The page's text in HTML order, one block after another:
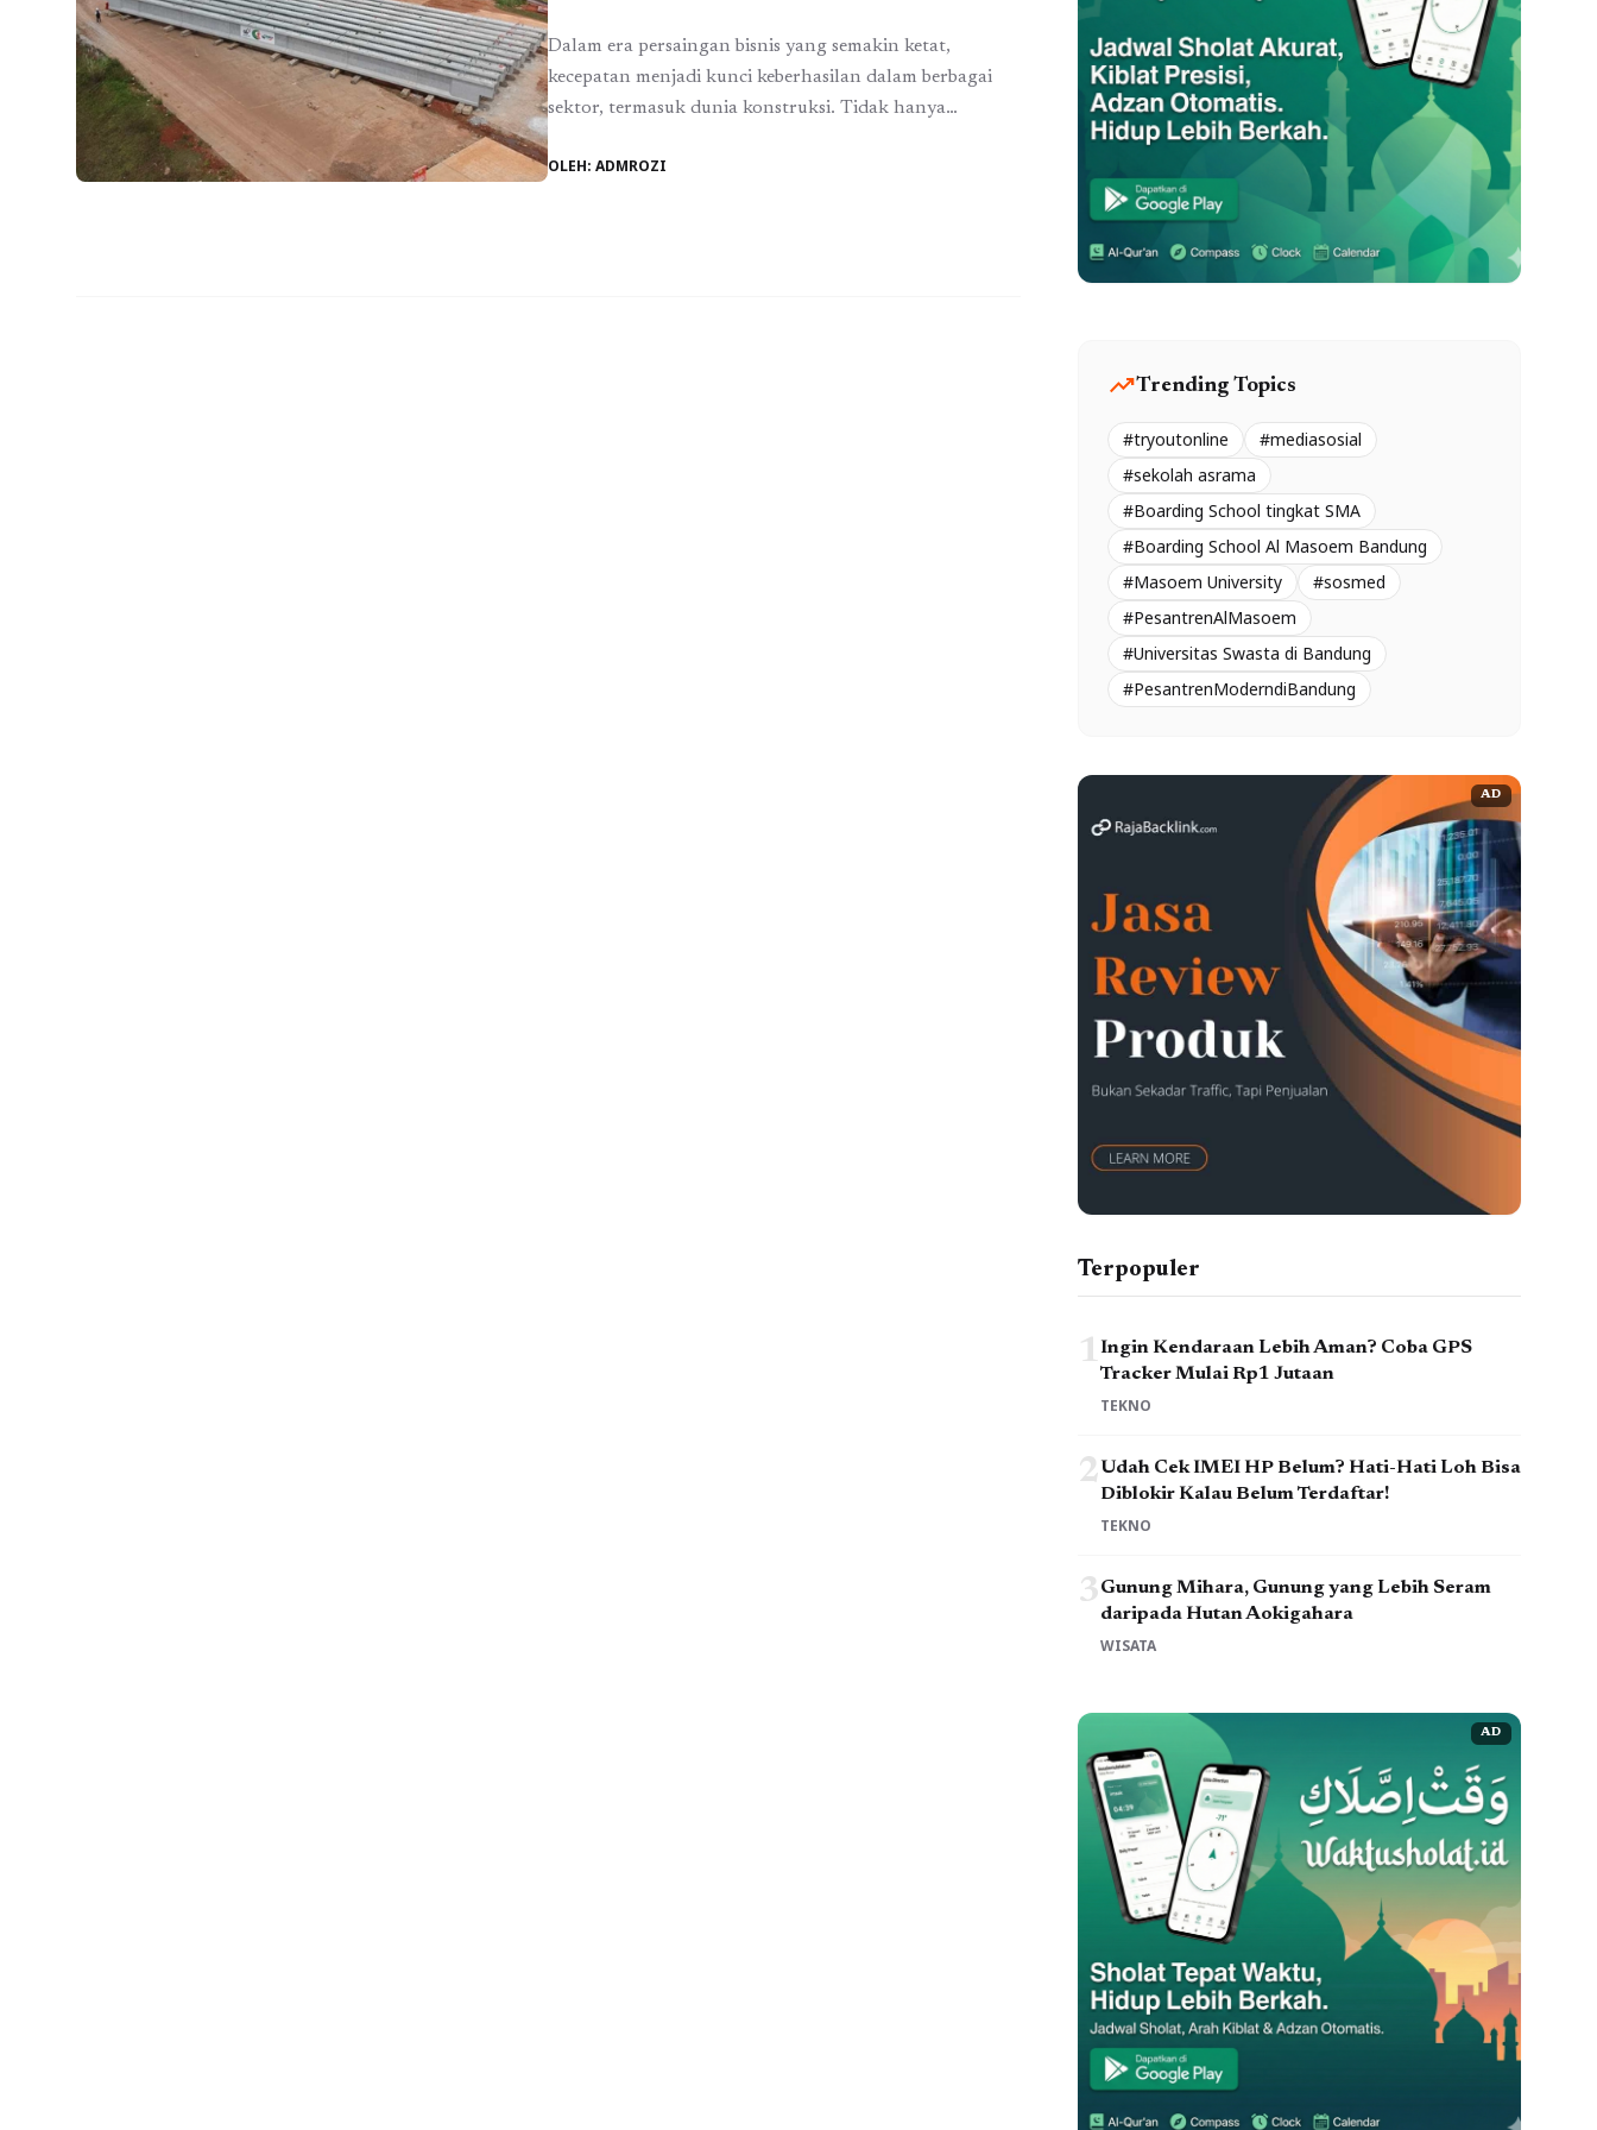
Dalam era persaingan bisnis yang semakin ketat,
kecepatan menjadi kunci keberhasilan dalam berbagai
sektor, termasuk dunia konstruksi. Tidak hanya
menyelesaikan proyek menjadi penentu utama dalam
OLEH: ADMROZI
trending_upTrending Topics
#tryoutonline
#mediasosial
#sekolah asrama
#Boarding School tingkat SMA
#Boarding School Al Masoem Bandung
#Masoem University
#sosmed
#PesantrenAlMasoem
#Universitas Swasta di Bandung
#PesantrenModerndiBandung
AD
Terpopuler
1Ingin Kendaraan Lebih Aman? Coba GPS
Tracker Mulai Rp1 Jutaan
TEKNO
2Udah Cek IMEI HP Belum? Hati-Hati Loh Bisa
Diblokir Kalau Belum Terdaftar!
TEKNO
3Gunung Mihara, Gunung yang Lebih Seram
daripada Hutan Aokigahara
WISATA
AD